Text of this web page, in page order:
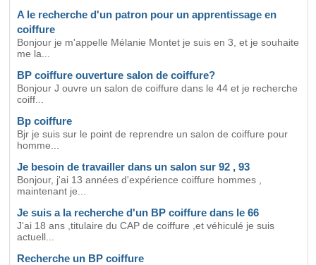
A le recherche d'un patron pour un apprentissage en
coiffure
Bonjour je m'appelle Mélanie Montet je suis en 3, et je souhaite
me la...
BP coiffure ouverture salon de coiffure?
Bonjour J ouvre un salon de coiffure dans le 44 et je recherche
coiff...
Bp coiffure
Bjr je suis sur le point de reprendre un salon de coiffure pour
homme...
Je besoin de travailler dans un salon sur 92 , 93
Bonjour, j'ai 13 années d'expérience coiffure hommes ,
maintenant je...
Je suis a la recherche d'un BP coiffure dans le 66
J'ai 18 ans ,titulaire du CAP de coiffure ,et véhiculé je suis
actuell...
Recherche un BP coiffure